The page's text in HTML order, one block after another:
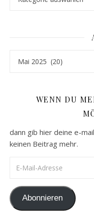
WENN DU
dann gib hier deine e-
keinen Beitrag mehr.
Abonnieren